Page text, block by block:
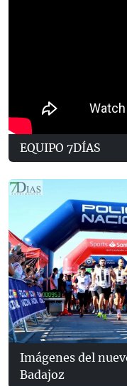
EQUIPO 7DÍAS
Imágenes del
Badajoz